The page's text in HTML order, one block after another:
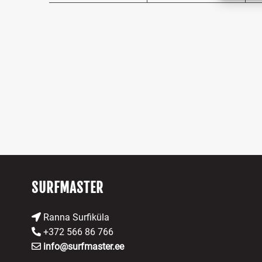
ning
SURFMASTER
Ranna Surfiküla
+372 566 86 766
info@surfmaster.ee